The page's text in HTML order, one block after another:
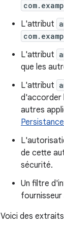
L'attribut
L'attribut
que les
L'attribut
d'accorder
autres
de cette
sécurité.
Un filtre
Voici des